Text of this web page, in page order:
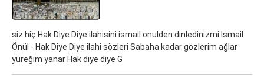
siz hiç Hak Diye Diye ilahisini ismail onulden dinledinizmi İsmail
Önül - Hak Diye Diye ilahi sözleri Sabaha kadar gözlerim ağlar
yüreğim yanar Hak diye diye G